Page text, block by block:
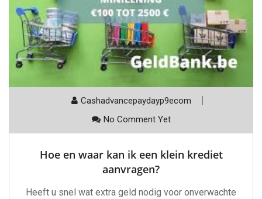
Cashadvancepaydayp9ecom
No Comment Yet
Hoe en waar kan ik een klein krediet
aanvragen?
Heeft u snel wat extra geld nodig voor onverwachte